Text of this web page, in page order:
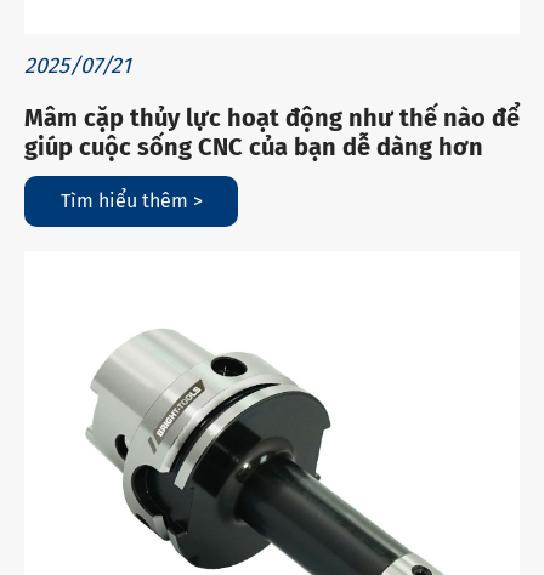
2025/07/21
Mâm cặp thủy lực hoạt động như thế nào để
giúp cuộc sống CNC của bạn dễ dàng hơn
Tìm hiểu thêm >